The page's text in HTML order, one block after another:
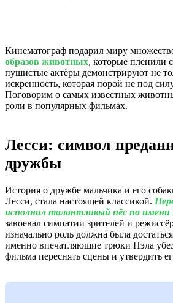
Кинематограф подарил миру
образов животных, которые пленили
пушистые актёры демонстрируют не
искренность, которая порой не под
Поговорим о самых известных
роли в популярных фильмах.
Лесси: символ
дружбы
История о дружбе мальчика и его
Лесси, стала настоящей классикой.
исполнил талантливый пёс по имени
завоевал симпатии зрителей и
изначально роль должна была
именно впечатляющие трюки Пэла
фильма переснять сцены и утвердить